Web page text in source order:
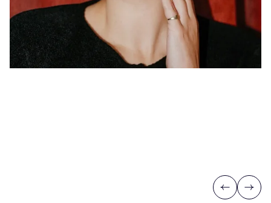
Previous
Next